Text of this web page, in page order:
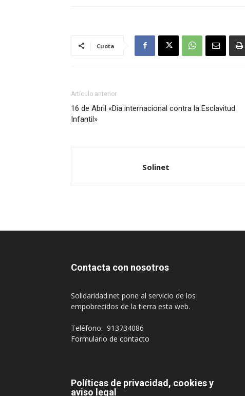
Cuota
Artículo anterior
16 de Abril «Dia internacional contra la Esclavitud
Infantil»
Solinet
Contacta con nosotros
Solidaridad.net pone al servicio de los
empobrecidos de la tierra esta web.
Teléfono: 913734086
Formulario de contacto
Políticas de privacidad, cookies y
aviso legal